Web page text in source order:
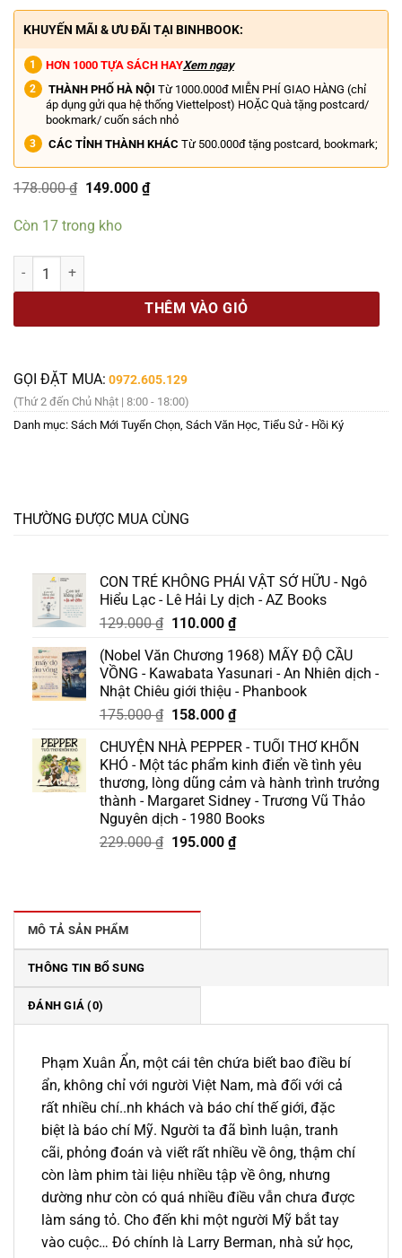
KHUYẾN MÃI & ƯU ĐÃI TẠI BINHBOOK:
HƠN 1000 TỰA SÁCH HAYXem ngay
THÀNH PHỐ HÀ NỘI Từ 1000.000đ MIỄN PHÍ GIAO HÀNG (chỉ
áp dụng gửi qua hệ thống Viettelpost) HOẶC Quà tặng postcard/
bookmark/ cuốn sách nhỏ
CÁC TỈNH THÀNH KHÁC Từ 500.000đ tặng postcard, bookmark;
178.000₫ Giá
178.000 ₫.
149.000 ₫Giá
Còn 17 trong kho
ĐIỆP VIÊN HOÀN HẢO X6 - Cuộc đời hai mặt phi thường của
THÊM VÀO GIỎ
GỌI ĐẶT MUA: 0972.605.129
(Thứ 2 đến Chủ Nhật | 8:00 - 18:00)
Danh mục: Sách Mới Tuyển Chọn, Sách Văn Học, Tiểu Sử - Hồi Ký
THƯỜNG ĐƯỢC MUA CÙNG
CON TRẺ KHÔNG PHẢI VẬT SỞ HỮU - Ngô
Hiểu Lạc - Lê Hải Ly dịch - AZ Books
129.000₫ Giá
là:
129.000 ₫.
110.000 ₫Giá
tại
là:
110.000 ₫.
(Nobel Văn Chương 1968) MẤY ĐỘ CẦU
VỒNG - Kawabata Yasunari - An Nhiên dịch -
Nhật Chiêu giới thiệu - Phanbook
175.000₫ Giá
là:
175.000 ₫.
158.000 ₫Giá
tại
là:
158.000 ₫.
CHUYỆN NHÀ PEPPER - TUỔI THƠ KHỐN
KHÓ - Một tác phẩm kinh điển về tình yêu
thương, lòng dũng cảm và hành trình trưởng
thành - Margaret Sidney - Trương Vũ Thảo
Nguyên dịch - 1980 Books
229.000₫ Giá
195.000 ₫Giá
MÔ TẢ SẢN PHẨM
THÔNG TIN BỔ SUNG
ĐÁNH GIÁ (0)
Phạm Xuân Ẩn, một cái tên chứa biết bao điều bí
ẩn, không chỉ với người Việt Nam, mà đối với cả
rất nhiều chí..nh khách và báo chí thế giới, đặc
biệt là báo chí Mỹ. Người ta đã bình luận, tranh
cãi, phỏng đoán và viết rất nhiều về ông, thậm chí
còn làm phim tài liệu nhiều tập về ông, nhưng
dường như còn có quá nhiều điều vẫn chưa được
làm sáng tỏ. Cho đến khi một người Mỹ bắt tay
vào cuộc… Đó chính là Larry Berman, nhà sử học,